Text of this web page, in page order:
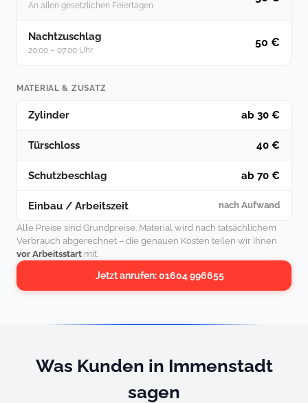
An allen gesetzlichen Feiertagen
Nachtzuschlag
20:00 – 07:00 Uhr
50 €
MATERIAL & ZUSATZ
Zylinder ab 30 €
Türschloss 40 €
Schutzbeschlag ab 70 €
Einbau / Arbeitszeit nach Aufwand
Alle Preise sind Grundpreise. Material wird nach tatsächlichem
Verbrauch abgerechnet – die genauen Kosten teilen wir Ihnen
vor Arbeitsstart mit.
Jetzt anrufen: 01604 996655
Was Kunden in Immenstadt
sagen